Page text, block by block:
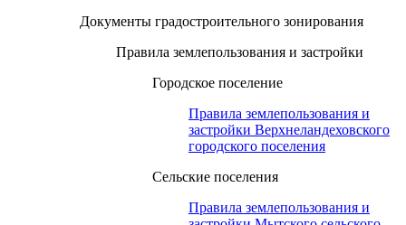
Документы градостроительного зонирования
Правила землепользования и застройки
Городское поселение
Правила землепользования и
застройки Верхнеландеховского
городского поселения
Сельские поселения
Правила землепользования и